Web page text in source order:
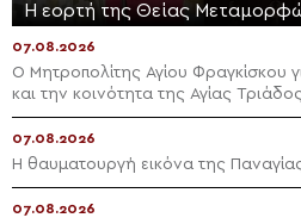
Η εορτή της Θείας
07.08.2026
Ο Μητροπολίτης Αγίου Φραγκίσκου
και την κοινότητα της Αγίας Τριάδος
07.08.2026
Η θαυματουργή εικόνα της
07.08.2026